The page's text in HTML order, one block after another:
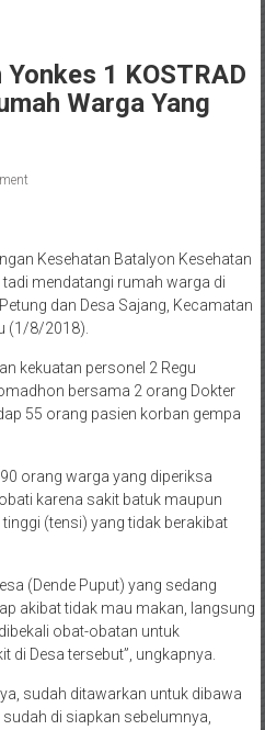
1 KOSTRAD
Warga Yang
Kesehatan Batalyon Kesehatan
mendatangi rumah warga di
dan Desa Sajang, Kecamatan
(1/8/2018).
kekuatan personel 2 Regu
bersama 2 orang Dokter
55 orang pasien korban gempa
orang warga yang diperiksa
karena sakit batuk maupun
(tensi) yang tidak berakibat
(Dende Puput) yang sedang
akibat tidak mau makan, langsung
obat-obatan untuk
di Desa tersebut”, ungkapnya.
sudah ditawarkan untuk dibawa
di siapkan sebelumnya,